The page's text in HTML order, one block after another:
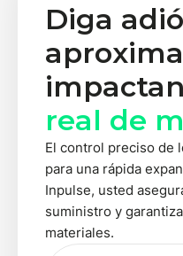
Diga
impactan
real de
El control preciso de
para una rápida
Inpulse, usted
suministro y
materiales.